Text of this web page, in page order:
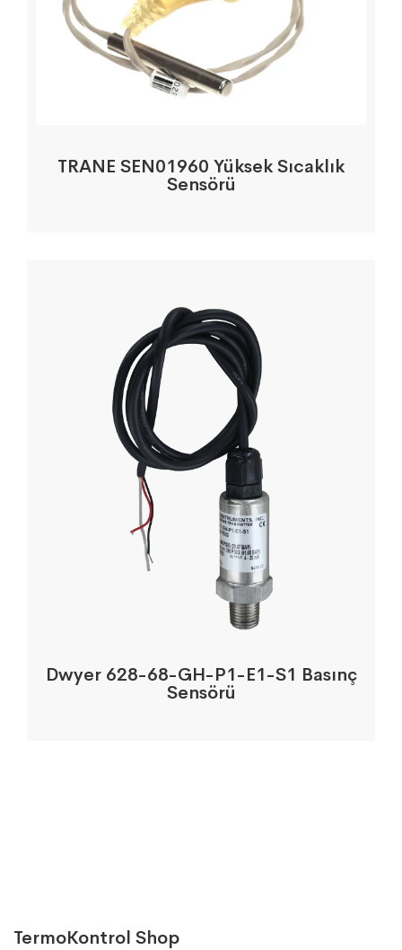
TRANE SEN01960 Yüksek Sıcaklık
Sensörü
Dwyer 628-68-GH-P1-E1-S1 Basınç
Sensörü
TermoKontrol Shop